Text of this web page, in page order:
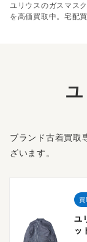
ユリウスのガスマス
を高価買取中。宅配
ブランド古着買取
ざいます。
買
ユ
ッ